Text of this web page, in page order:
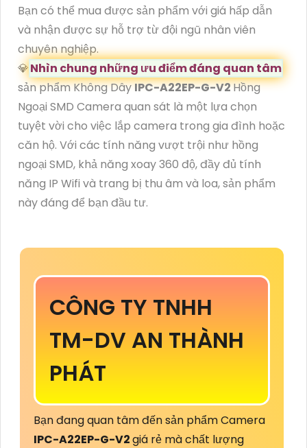
Bạn có thể mua được sản phẩm với giá hấp dẫn
và nhận được sự hỗ trợ từ đội ngũ nhân viên
chuyên nghiệp.
💎Nhìn chung những ưu điểm đáng quan tâm
sản phẩm Không DâyIPC-A22EP-G-V2Hồng
Ngoại SMD Camera quan sát là một lựa chọn
tuyệt vời cho việc lắp camera trong gia đình hoặc
căn hộ. Với các tính năng vượt trội như hồng
ngoại SMD, khả năng xoay 360 độ, đầy đủ tính
năng IP Wifi và trang bị thu âm và loa, sản phẩm
này đáng để bạn đầu tư.
CÔNG TY TNHH
TM-DV AN THÀNH
PHÁT
Bạn đang quan tâm đến sản phẩm Camera
IPC-A22EP-G-V2giá rẻ mà chất lượng